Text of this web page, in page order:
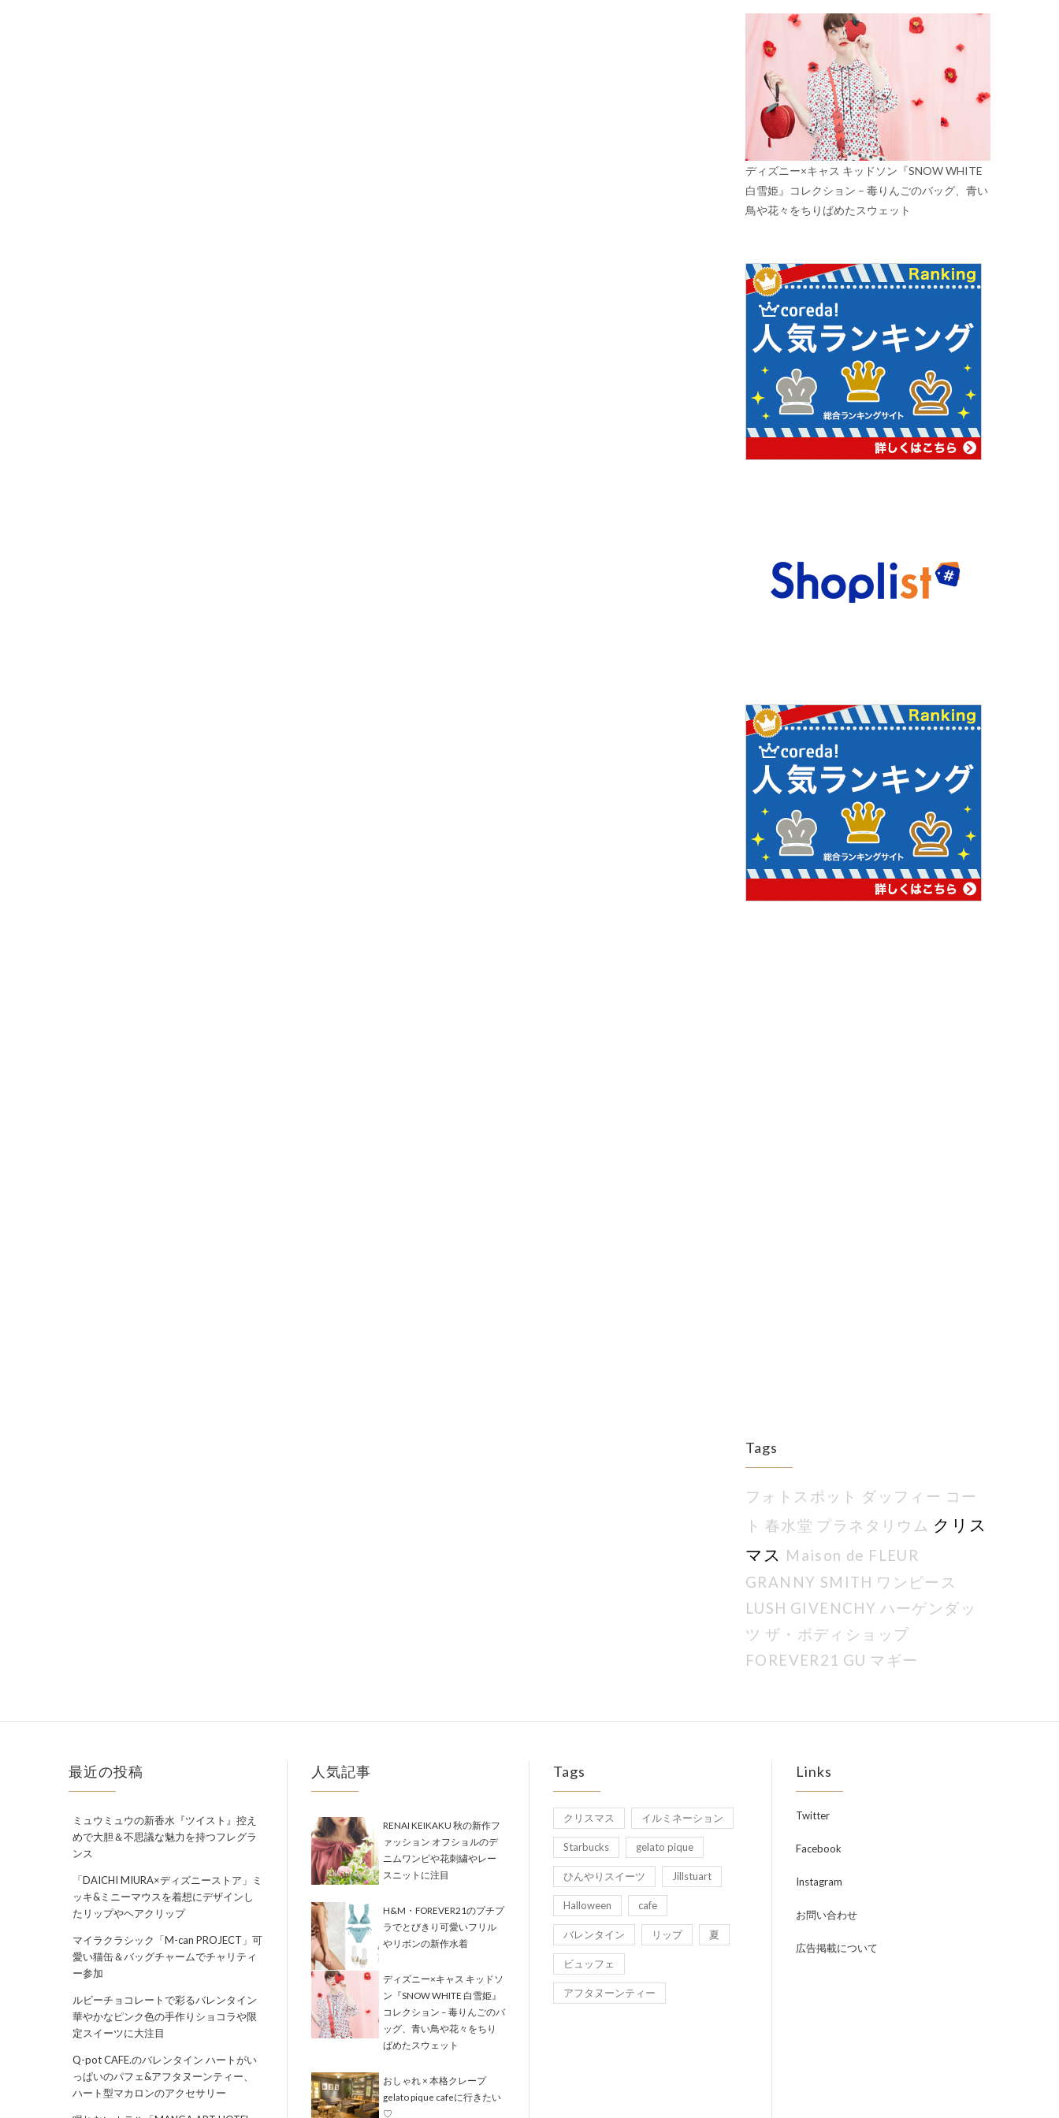
ディズニー×キャス キッドソン『SNOW WHITE
白雪姫』コレクション – 毒りんごのバッグ、青い
鳥や花々をちりばめたスウェット
Tags
フォトスポット ダッフィー コー
ト 春水堂 プラネタリウム クリス
マス Maison de FLEUR
GRANNY SMITH ワンピース
LUSH GIVENCHY ハーゲンダッ
ツ ザ・ボディショップ
FOREVER21 GU マギー
最近の投稿
ミュウミュウの新香水『ツイスト』控え
めで大胆＆不思議な魅力を持つフレグラ
ンス
「DAICHI MIURA×ディズニーストア」ミ
ッキ&ミニーマウスを着想にデザインし
たリップやヘアクリップ
マイラクラシック「M-can PROJECT」可
愛い猫缶＆バッグチャームでチャリティ
ー参加
ルビーチョコレートで彩るバレンタイン
華やかなピンク色の手作りショコラや限
定スイーツに大注目
Q-pot CAFE.のバレンタイン ハートがい
っぱいのパフェ&アフタヌーンティー、
ハート型マカロンのアクセサリー
人気記事
RENAI KEIKAKU 秋の新作フ
ァッション オフショルのデ
ニムワンピや花刺繍やレー
スニットに注目
H&M・FOREVER21のプチプ
ラでとびきり可愛いフリル
やリボンの新作水着
ディズニー×キャス キッドソ
ン『SNOW WHITE 白雪姫』
コレクション – 毒りんごのバ
ッグ、青い鳥や花々をちり
ばめたスウェット
おしゃれ × 本格クレープ
gelato pique cafeに行きたい
♡
Tags
クリスマス イルミネーション
Starbucks gelato pique
ひんやりスイーツ Jillstuart
Halloween cafe
バレンタイン リップ 夏
ビュッフェ
アフタヌーンティー
Links
Twitter
Facebook
Instagram
お問い合わせ
広告掲載について